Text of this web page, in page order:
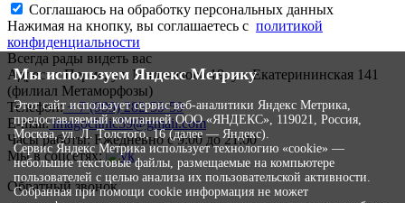
Соглашаюсь на обработку персональных данных
Нажимая на кнопку, вы соглашаетесь с политикой
конфиденциальности
Всегда рады видеть вас
Адрес:г. Пермь, ул. Мильчакова 19, ул. Екатерининская 141
(филиал Метаморфозы)
Телефон:+ 7 (999) 282-59-59
E-mail:imagoclinic59@gmail.com
Часы работы:Ежедневно с 9:00 до 21:00
Мы в соцсетях:
Обратный звонок
Мы используем Яндекс Метрику
Этот сайт использует сервис веб-аналитики Яндекс Метрика,
предоставляемый компанией ООО «ЯНДЕКС», 119021, Россия,
Москва, ул. Л. Толстого, 16 (далее — Яндекс).
Сервис Яндекс Метрика использует технологию «cookie» —
небольшие текстовые файлы, размещаемые на компьютере
пользователей с целью анализа их пользовательской активности.
Собранная при помощи cookie информация не может